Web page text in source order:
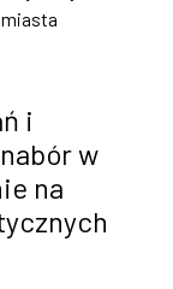
i
w
na